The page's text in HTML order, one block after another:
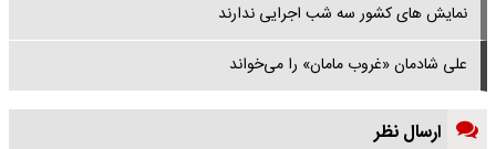
نمایش های کشور سه شب اجرایی ندارند
علی شادمان «غروب مامان» را می‌خواند
ارسال نظر